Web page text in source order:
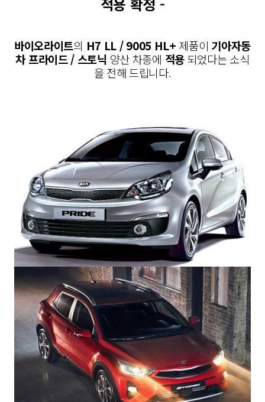
바이오라이트의 H7 LL / 9005 HL+ 제품이 기아자동
차 프라이드 / 스토닉 양산 차종에 적용되었다는 소식
을 전해 드립니다.